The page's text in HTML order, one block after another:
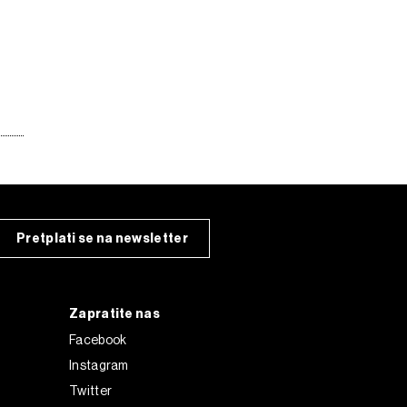
Pretplati se na newsletter
Zapratite nas
Facebook
Instagram
Twitter